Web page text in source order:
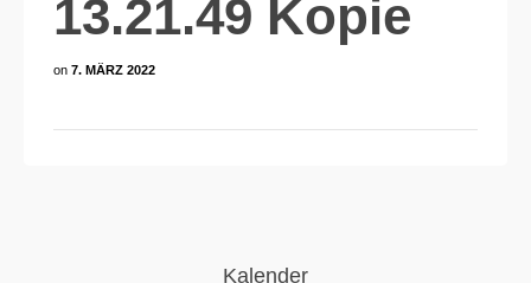
13.21.49 Kopie
on 7. MÄRZ 2022
Kalender